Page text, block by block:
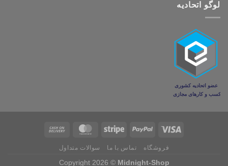
لوگو اتحادیه
فروشگاه تماس با ما سوالات متداول
Copyright 2026 © Midnight-Shop